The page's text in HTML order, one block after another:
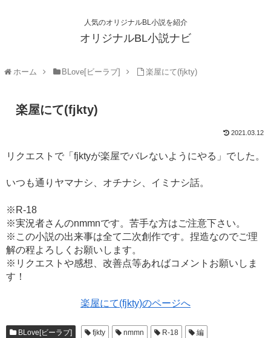
人気のオリジナルBL小説を紹介
オリジナルBL小説ナビ
ホーム BLove[ビーラブ] 楽屋にて(fjkty)
楽屋にて(fjkty)
2021.03.12
リクエストで「fjktyが楽屋でバレないようにやる」でした。
いつも通りヤマナシ、オチナシ、イミナシ話。
※R-18
※実況者さんのnmmnです。苦手な方はご注意下さい。
※この小説の出来事は全て二次創作です。捏造なのでご理
解の程よろしくお願いします。
※リクエストや感想、改善点等あればコメントお願いしま
す！
楽屋にて(fjkty)のページへ
BLove[ビーラブ] fjkty nmmn R-18 編